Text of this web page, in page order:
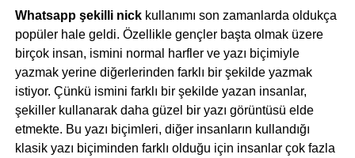
Whatsapp şekilli nickkullanımı son zamanlarda oldukça
popüler hale geldi. Özellikle gençler başta olmak üzere
birçok insan, ismini normal harfler ve yazı biçimiyle
yazmak yerine diğerlerinden farklı bir şekilde yazmak
istiyor. Çünkü ismini farklı bir şekilde yazan insanlar,
şekiller kullanarak daha güzel bir yazı görüntüsü elde
etmekte. Bu yazı biçimleri, diğer insanların kullandığı
klasik yazı biçiminden farklı olduğu için insanlar çok fazla